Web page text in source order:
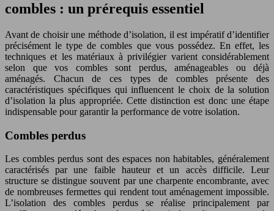
combles : un prérequis essentiel
Avant de choisir une méthode d’isolation, il est impératif d’identifier
précisément le type de combles que vous possédez. En effet, les
techniques et les matériaux à privilégier varient considérablement
selon que vos combles sont perdus, aménageables ou déjà
aménagés. Chacun de ces types de combles présente des
caractéristiques spécifiques qui influencent le choix de la solution
d’isolation la plus appropriée. Cette distinction est donc une étape
indispensable pour garantir la performance de votre isolation.
Combles perdus
Les combles perdus sont des espaces non habitables, généralement
caractérisés par une faible hauteur et un accès difficile. Leur
structure se distingue souvent par une charpente encombrante, avec
de nombreuses fermettes qui rendent tout aménagement impossible.
L’isolation des combles perdus se réalise principalement par